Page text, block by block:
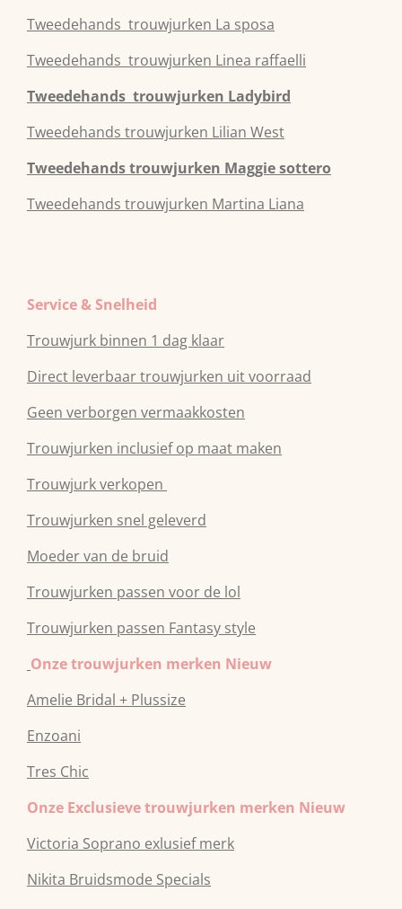
Tweedehands trouwjurken La sposa
Tweedehands trouwjurken Linea raffaelli
Tweedehands trouwjurken Ladybird
Tweedehands trouwjurken Lilian West
Tweedehandstrouwjurken Maggie sottero
Tweedehands trouwjurken Martina Liana
Service & Snelheid
Trouwjurk binnen 1 dag klaar
Direct leverbaar trouwjurken uit voorraad
Geen verborgen vermaakkosten
Trouwjurken inclusief op maat maken
Trouwjurk verkopen
Trouwjurken snel geleverd
Moeder van de bruid
Trouwjurken passen voor de lol
Trouwjurken passen Fantasy style
Onze trouwjurken merken Nieuw
Amelie Bridal + Plussize
Enzoani
Tres Chic
Onze Exclusieve trouwjurken merken Nieuw
Victoria Soprano exlusief merk
Nikita Bruidsmode Specials